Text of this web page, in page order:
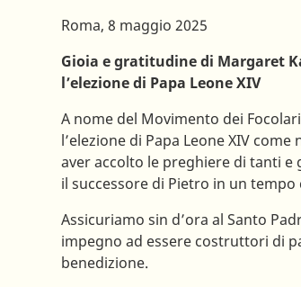
Roma, 8 maggio 2025
Gioia e gratitudine di Margaret
l’elezione di Papa Leone XIV
A nome del Movimento dei
l’elezione di Papa Leone XIV
aver accolto le preghiere di tanti e
il successore di Pietro in un
Assicuriamo sin d’ora al Santo
impegno ad essere costruttori di
benedizione.